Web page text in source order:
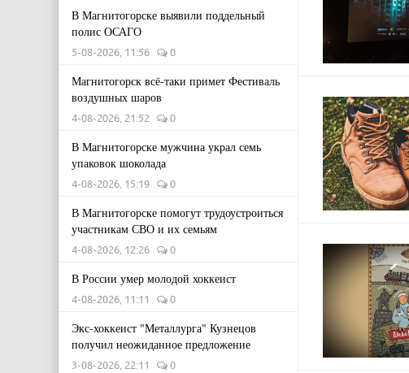
В Магнитогорске выявили поддельный
полис ОСАГО
5-08-2026, 11:56 0
Магнитогорск всё-таки примет Фестиваль
воздушных шаров
4-08-2026, 21:52 0
В Магнитогорске мужчина украл семь
упаковок шоколада
4-08-2026, 15:19 0
В Магнитогорске помогут трудоустроиться
участникам СВО и их семьям
4-08-2026, 12:26 0
В России умер молодой хоккеист
4-08-2026, 11:11 0
Экс-хоккеист "Металлурга" Кузнецов
получил неожиданное предложение
3-08-2026, 22:11 0